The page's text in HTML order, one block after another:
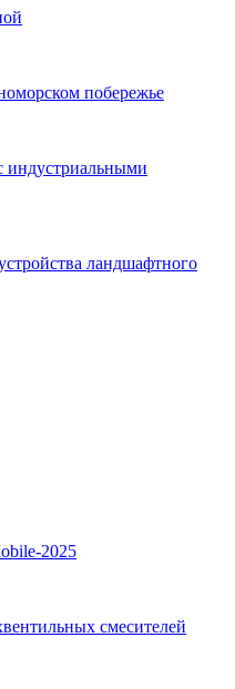
побережье
индустриальными
ландшафтного
2025
смесителей